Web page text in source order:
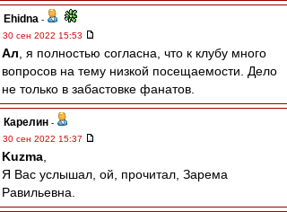
Ehidna -
30 сен 2022 15:53
Ал , я полностью согласна, что к клубу много
вопросов на тему низкой посещаемости. Дело
не только в забастовке фанатов.
Карелин -
30 сен 2022 15:37
Kuzma
Я Вас услышал, ой, прочитал, Зарема
Равильевна.